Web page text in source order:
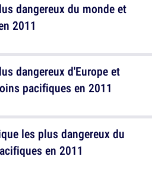
dangereux du monde et
2011
les plus dangereux du
en 2011
dangereux d'Europe et
pacifiques en 2011